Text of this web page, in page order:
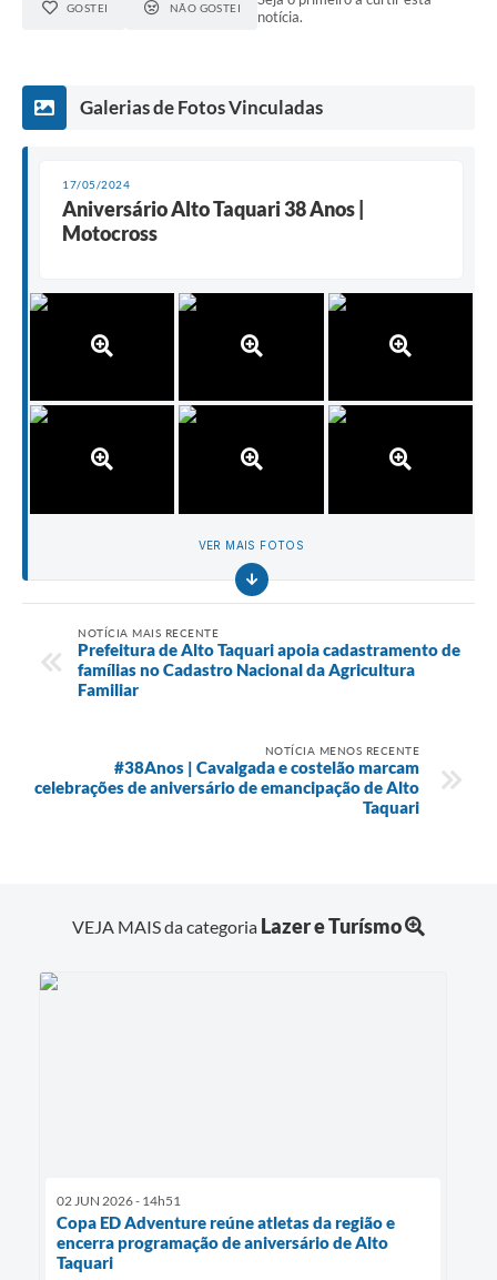
GOSTEI NÃO GOSTEI
notícia.
Galerias de Fotos Vinculadas
17/05/2024
Aniversário Alto Taquari 38 Anos |
Motocross
VER MAIS FOTOS
NOTÍCIA MAIS RECENTE
Prefeitura de Alto Taquari apoia cadastramento de
famílias no Cadastro Nacional da Agricultura
Familiar
NOTÍCIA MENOS RECENTE
#38Anos | Cavalgada e costelão marcam
celebrações de aniversário de emancipação de Alto
Taquari
VEJA MAIS da categoria Lazer e Turísmo
02 JUN 2026 - 14h51
Copa ED Adventure reúne atletas da região e
encerra programação de aniversário de Alto
Taquari